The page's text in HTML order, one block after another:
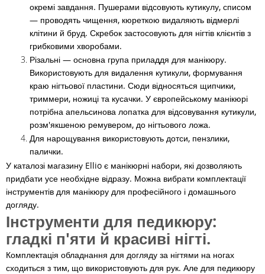
окремі завдання. Пушерами відсовують кутикулу, списом
— проводять чищення, кюреткою видаляють відмерлі
клітини й бруд. Скребок застосовують для нігтів клієнтів з
грибковими хворобами.
Різальні — основна група приладдя для манікюру.
Використовують для видалення кутикули, формування
краю нігтьової пластини. Сюди відносяться щипчики,
триммери, ножиці та кусачки. У європейському манікюрі
потрібна апельсинова лопатка для відсовування кутикули,
розм'якшеною ремувером, до нігтьового ложа.
Для нарощування використовують дотси, пензлики,
палички.
У каталозі магазину Ellio є манікюрні набори, які дозволяють
придбати усе необхідне відразу. Можна вибрати комплектації
інструментів для манікюру для професійного і домашнього
догляду.
Інструменти для педикюру:
гладкі п'яти й красиві нігті.
Комплектація обладнання для догляду за нігтями на ногах
сходиться з тим, що використовують для рук. Але для педикюру